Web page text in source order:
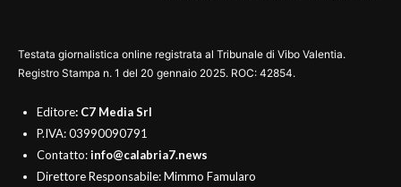
Testata giornalistica online registrata al Tribunale di Vibo Valentia.
Registro Stampa n. 1 del 20 gennaio 2025. ROC: 42854.
Editore: C7 Media Srl
P.IVA: 03990090791
Contatto:info@calabria7.news
Direttore Responsabile: Mimmo Famularo